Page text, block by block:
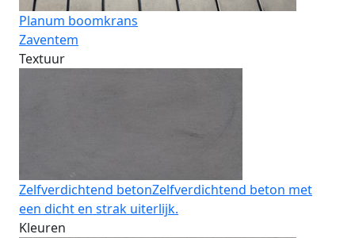
Planum boomkrans
Zaventem
Textuur
Zelfverdichtend betonZelfverdichtend beton met
een dicht en strak uiterlijk.
Kleuren